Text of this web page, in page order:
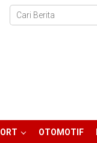
OTOMOTIF